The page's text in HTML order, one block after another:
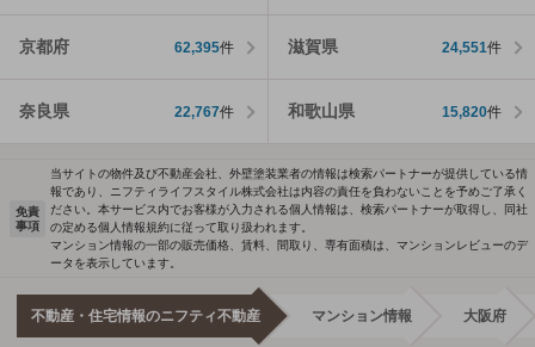
京都府 62,395件 滋賀県 24,551件
奈良県 22,767件 和歌山県 15,820件
免責
事項
当サイトの物件及び不動産会社、外壁塗装業者の情報は検索パートナーが提供している情
報であり、ニフティライフスタイル株式会社は内容の責任を負わないことを予めご了承く
ださい。本サービス内でお客様が入力される個人情報は、検索パートナーが取得し、同社
の定める個人情報規約に従って取り扱われます。
マンション情報の一部の販売価格、賃料、間取り、専有面積は、マンションレビューのデ
ータを表示しています。
不動産・住宅情報のニフティ不動産 マンション情報 大阪府